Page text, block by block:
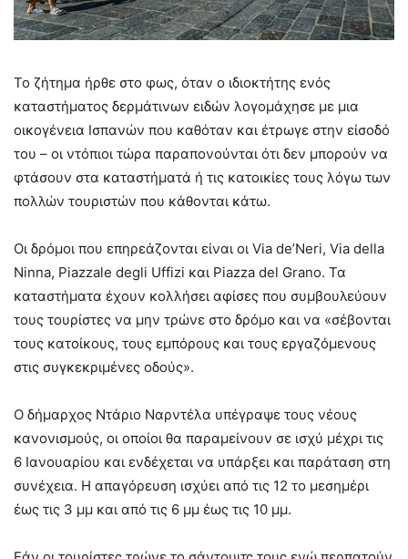
Το ζήτημα ήρθε στο φως, όταν ο ιδιοκτήτης ενός
καταστήματος δερμάτινων ειδών λογομάχησε με μια
οικογένεια Ισπανών που καθόταν και έτρωγε στην είσοδό
του – οι ντόπιοι τώρα παραπονούνται ότι δεν μπορούν να
φτάσουν στα καταστήματά ή τις κατοικίες τους λόγω των
πολλών τουριστών που κάθονται κάτω.
Οι δρόμοι που επηρεάζονται είναι οι Via de’Neri, Via della
Ninna, Piazzale degli Uffizi και Piazza del Grano. Τα
καταστήματα έχουν κολλήσει αφίσες που συμβουλεύουν
τους τουρίστες να μην τρώνε στο δρόμο και να «σέβονται
τους κατοίκους, τους εμπόρους και τους εργαζόμενους
στις συγκεκριμένες οδούς».
Ο δήμαρχος Ντάριο Ναρντέλα υπέγραψε τους νέους
κανονισμούς, οι οποίοι θα παραμείνουν σε ισχύ μέχρι τις
6 Ιανουαρίου και ενδέχεται να υπάρξει και παράταση στη
συνέχεια. Η απαγόρευση ισχύει από τις 12 το μεσημέρι
έως τις 3 μμ και από τις 6 μμ έως τις 10 μμ.